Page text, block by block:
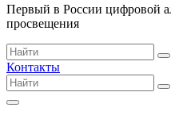
Первый в России цифровой
просвещения
Контакты